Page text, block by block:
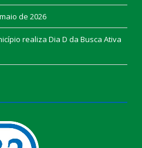
de 2026
realiza Dia D da Busca Ativa